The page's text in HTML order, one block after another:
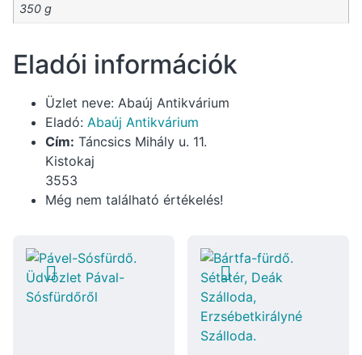
350 g
Eladói információk
Üzlet neve: Abaúj Antikvárium
Eladó: Abaúj Antikvárium
Cím: Táncsics Mihály u. 11.
Kistokaj
3553
Még nem található értékelés!